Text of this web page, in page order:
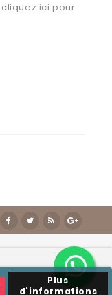
Plus
d'informations
cliquez ici pour